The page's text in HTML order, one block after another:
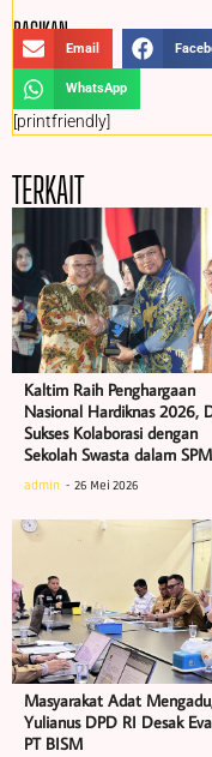
BAGIKAN :
Email
WhatsApp
[printfriendly]
TERKAIT
Kaltim Raih Penghargaan
Nasional Hardiknas 2026,
Sukses Kolaborasi dengan
Sekolah Swasta dalam
admin 26 Mei 2026
Masyarakat Adat
Yulianus DPD RI Desak
PT BISM